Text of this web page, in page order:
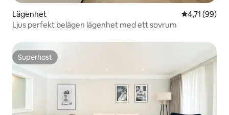
Lägenhet 4,71 av 5 i
4,71 (99)
Ljus perfekt belägen lägenhet med ett sovrum
Superhost
Superhost